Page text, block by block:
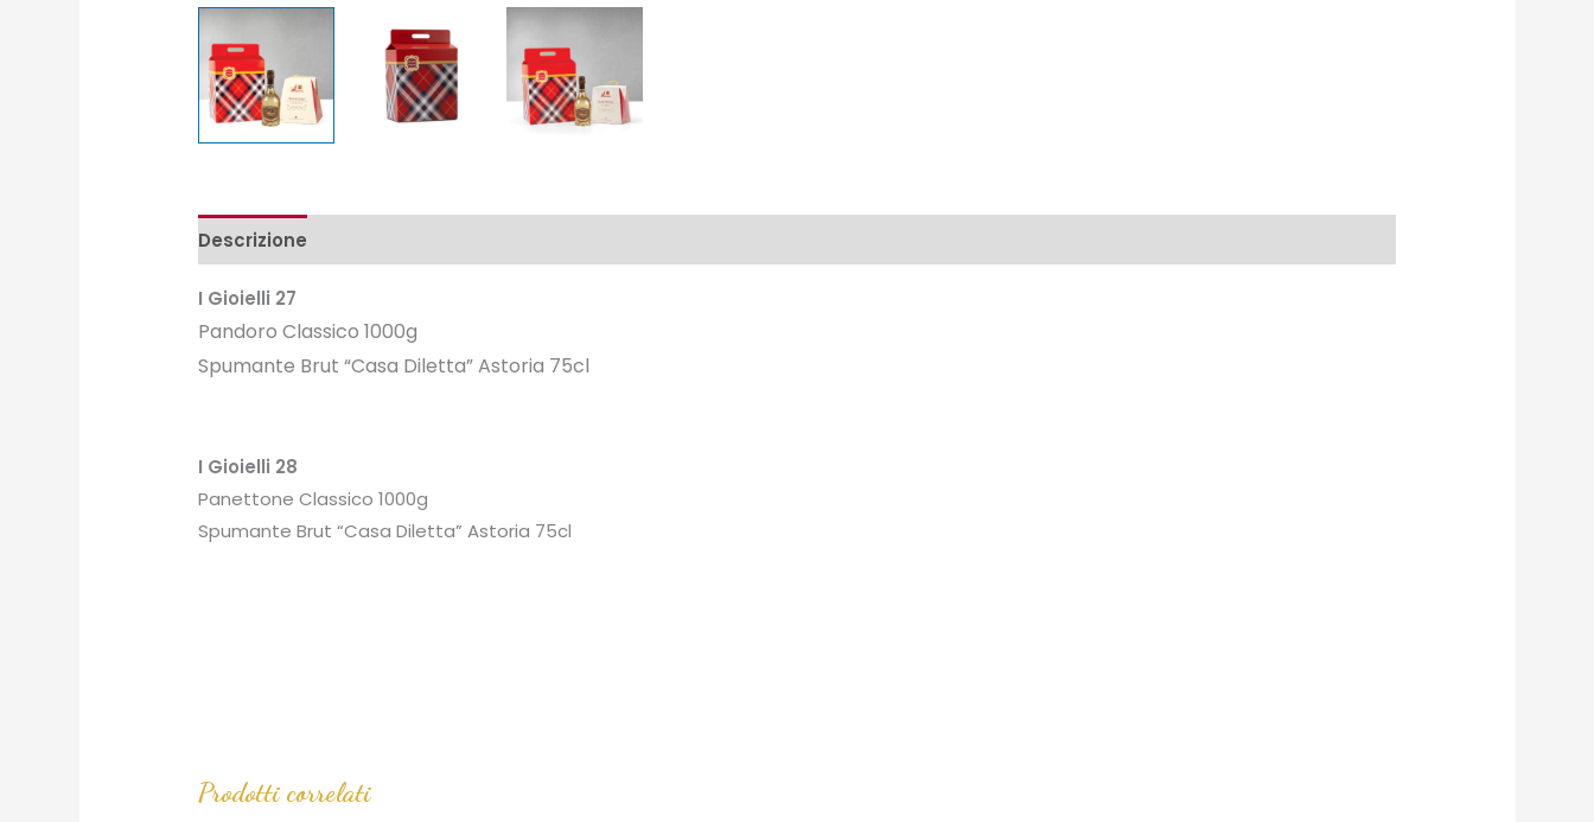
Descrizione
I Gioielli 27
Pandoro Classico 1000g
Spumante Brut “Casa Diletta” Astoria 75cl
I Gioielli 28
Panettone Classico 1000g
Spumante Brut “Casa Diletta” Astoria 75cl
Prodotti correlati